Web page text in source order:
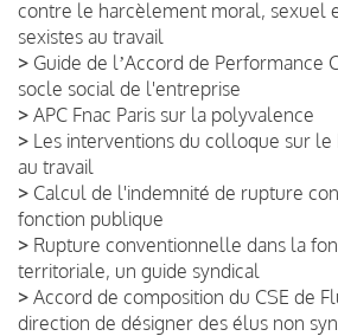
contre le harcèlement moral, sexuel
sexistes au travail
> Guide de lʼAccord de Performance
socle social de l'entreprise
> APC Fnac Paris sur la polyvalence
> Les interventions du colloque sur
au travail
> Calcul de l'indemnité de rupture
fonction publique
> Rupture conventionnelle dans la
territoriale, un guide syndical
> Accord de composition du CSE de
direction de désigner des élus non